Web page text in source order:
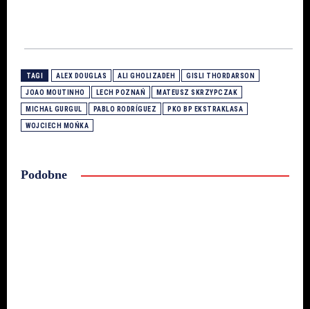
TAGI ALEX DOUGLAS ALI GHOLIZADEH GISLI THORDARSON
JOAO MOUTINHO LECH POZNAŃ MATEUSZ SKRZYPCZAK
MICHAŁ GURGUL PABLO RODRÍGUEZ PKO BP EKSTRAKLASA
WOJCIECH MOŃKA
Podobne